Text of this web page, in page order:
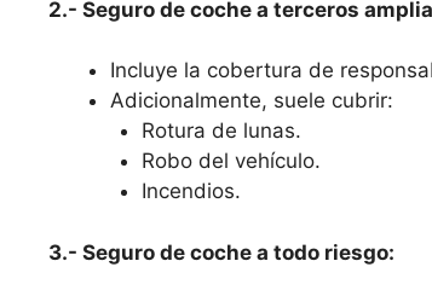
2.- Seguro de coche a terceros
Incluye la cobertura de
Adicionalmente, suele cubrir:
Rotura de lunas.
Robo del vehículo.
Incendios.
3.- Seguro de coche a todo riesgo: